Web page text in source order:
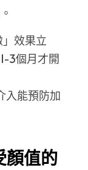
效果立
3個月才開
入能預防加
顏值的